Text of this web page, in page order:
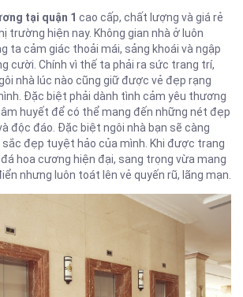
tại quận 1 cao cấp, chất lượng và giá rẻ
trường hiện nay. Không gian nhà ở luôn
ta cảm giác thoải mái, sảng khoái và ngập
cười. Chính vì thế ta phải ra sức trang trí,
nhà lúc nào cũng giữ được vẻ đẹp rạng
Đặc biệt phải dành tình cảm yêu thương
huyết để có thể mang đến những nét đẹp
độc đáo. Đặc biệt ngôi nhà bạn sẽ càng
đẹp tuyệt hảo của mình. Khi được trang
hoa cương hiện đại, sang trọng vừa mang
nhưng luôn toát lên vẻ quyến rũ, lãng mạn.